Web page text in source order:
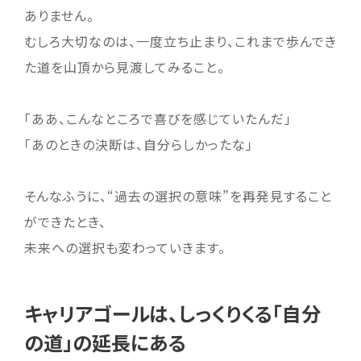
ありません。
むしろ大切なのは、一度立ち止まり、これまで歩んでき
た道を山頂から見渡してみること。
「ああ、こんなところで喜びを感じていたんだ」
「あのときの決断は、自分らしかったな」
そんなふうに、“過去の選択の意味”を再発見すること
ができたとき、
未来への選択も変わっていきます。
キャリアゴールは、しっくりくる「自分
の道」の延長にある